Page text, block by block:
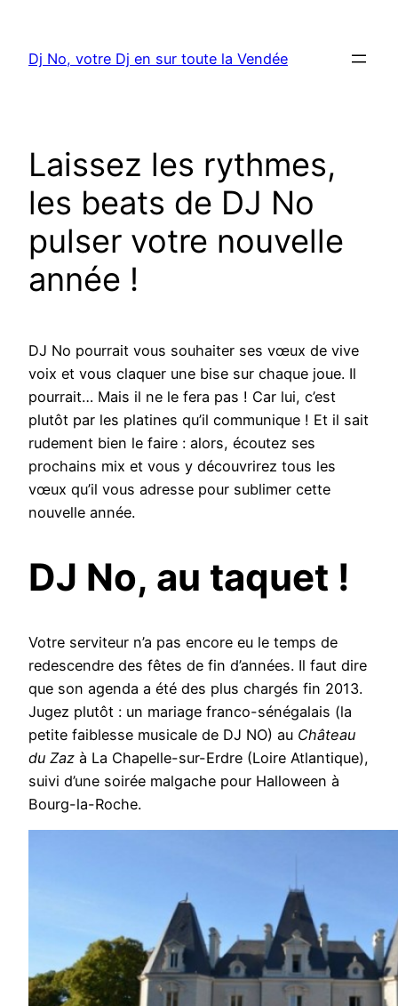
contenu
Dj No, votre Dj en sur toute la Vendée
Laissez les rythmes,
les beats de DJ No
pulser votre nouvelle
année !
DJ No pourrait vous souhaiter ses vœux de vive
voix et vous claquer une bise sur chaque joue. Il
pourrait… Mais il ne le fera pas ! Car lui, c’est
plutôt par les platines qu’il communique ! Et il sait
rudement bien le faire : alors, écoutez ses
prochains mix et vous y découvrirez tous les
vœux qu’il vous adresse pour sublimer cette
nouvelle année.
DJ No, au taquet !
Votre serviteur n’a pas encore eu le temps de
redescendre des fêtes de fin d’années. Il faut dire
que son agenda a été des plus chargés fin 2013.
Jugez plutôt : un mariage franco-sénégalais (la
petite faiblesse musicale de DJ NO) au Château
du Zaz à La Chapelle-sur-Erdre (Loire Atlantique),
suivi d’une soirée malgache pour Halloween à
Bourg-la-Roche.